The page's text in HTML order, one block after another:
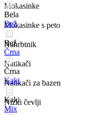
Mokasinke
Mokasinke s peto
Nahrbtnik
Natikači
Natikači za bazen
Nizki čevlji
Bela
Bež
Bež
Črna
Črna
Kaki
Kaki
Mix